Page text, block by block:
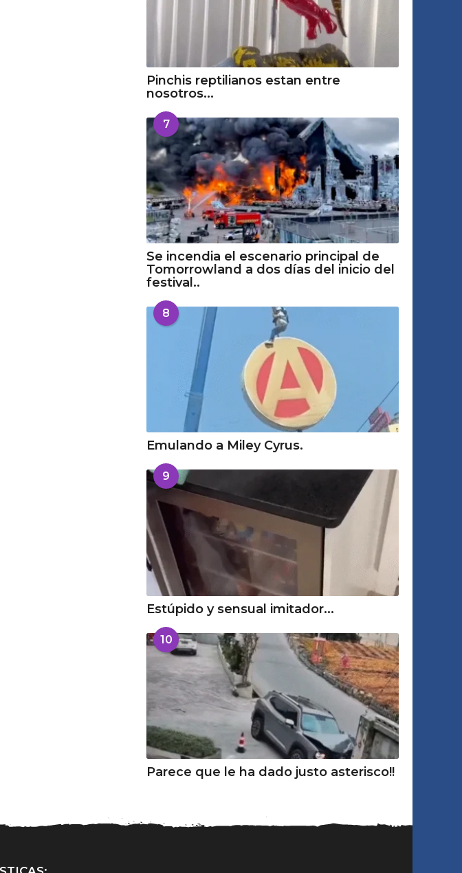
Pinchis reptilianos estan entre
nosotros...
7
Se incendia el escenario principal de
Tomorrowland a dos días del inicio del
festival..
8
Emulando a Miley Cyrus.
9
Estúpido y sensual imitador...
10
Parece que le ha dado justo asterisco!!